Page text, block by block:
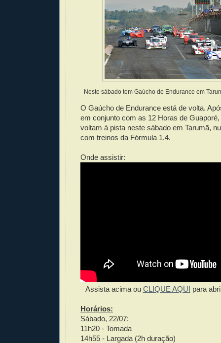
Neste sábado tem Gaúcho de Endurance em
O Gaúcho de Endurance está de volta.
em conjunto com as 12 Horas de
voltam à pista neste sábado em Tarumã,
com treinos da Fórmula 1.4.
Onde assistir:
Assista acima ou CLIQUE AQUI para
Horários:
Sábado, 22/07:
11h20 - Tomada
14h55 - Largada (2h duração)